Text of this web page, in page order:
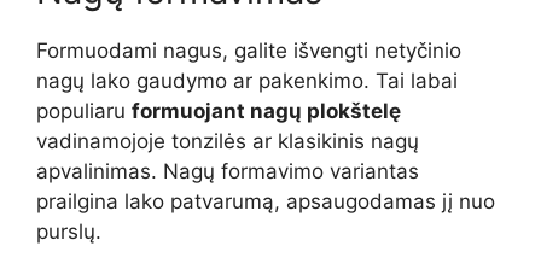
Formuodami nagus, galite išvengti netyčinio
nagų lako gaudymo ar pakenkimo. Tai labai
populiaru formuojant nagų plokštelę
vadinamojoje tonzilės ar klasikinis nagų
apvalinimas. Nagų formavimo variantas
prailgina lako patvarumą, apsaugodamas jį nuo
purslų.